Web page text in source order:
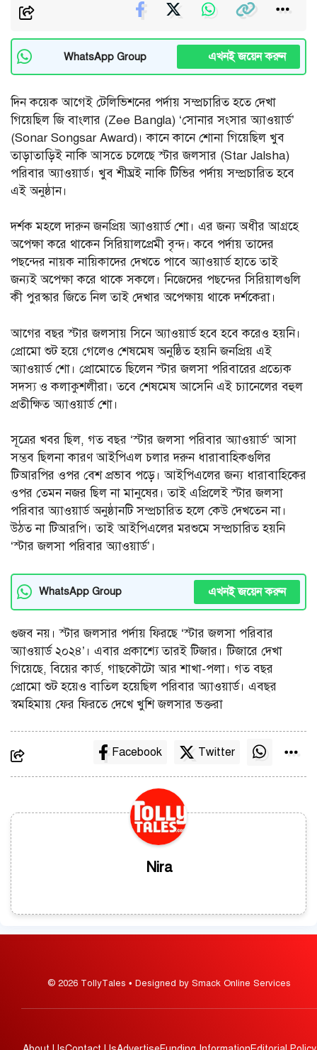
WhatsApp Group এখনই জয়েন করুন
দিন কয়েক আগেই টেলিভিশনের পর্দায় সম্প্রচারিত হতে দেখা
গিয়েছিল জি বাংলার (Zee Bangla) ‘সোনার সংসার অ্যাওয়ার্ড’
(Sonar Songsar Award)। কানে কানে শোনা গিয়েছিল খুব
তাড়াতাড়িই নাকি আসতে চলেছে স্টার জলসার (Star Jalsha)
পরিবার অ্যাওয়ার্ড। খুব শীঘ্রই নাকি টিভির পর্দায় সম্প্রচারিত হবে
এই অনুষ্ঠান।
দর্শক মহলে দারুন জনপ্রিয় অ্যাওয়ার্ড শো। এর জন্য অধীর আগ্রহে
অপেক্ষা করে থাকেন সিরিয়ালপ্রেমী বৃন্দ। কবে পর্দায় তাদের
পছন্দের নায়ক নায়িকাদের দেখতে পাবে অ্যাওয়ার্ড হাতে তাই
জন্যই অপেক্ষা করে থাকে সকলে। নিজেদের পছন্দের সিরিয়ালগুলি
কী পুরস্কার জিতে নিল তাই দেখার অপেক্ষায় থাকে দর্শকেরা।
আগের বছর স্টার জলসায় সিনে অ্যাওয়ার্ড হবে হবে করেও হয়নি।
প্রোমো শুট হয়ে গেলেও শেষমেষ অনুষ্ঠিত হয়নি জনপ্রিয় এই
অ্যাওয়ার্ড শো। প্রোমোতে ছিলেন স্টার জলসা পরিবারের প্রত্যেক
সদস্য ও কলাকুশলীরা। তবে শেষমেষ আসেনি এই চ্যানেলের বহুল
প্রতীক্ষিত অ্যাওয়ার্ড শো।
সূত্রের খবর ছিল, গত বছর ‘স্টার জলসা পরিবার অ্যাওয়ার্ড’ আসা
সম্ভব ছিলনা কারণ আইপিএল চলার দরুন ধারাবাহিকগুলির
টিআরপির ওপর বেশ প্রভাব পড়ে। আইপিএলের জন্য ধারাবাহিকের
ওপর তেমন নজর ছিল না মানুষের। তাই এপ্রিলেই স্টার জলসা
পরিবার অ্যাওয়ার্ড অনুষ্ঠানটি সম্প্রচারিত হলে কেউ দেখতেন না।
উঠত না টিআরপি। তাই আইপিএলের মরশুমে সম্প্রচারিত হয়নি
‘স্টার জলসা পরিবার অ্যাওয়ার্ড’।
WhatsApp Group এখনই জয়েন করুন
গুজব নয়। স্টার জলসার পর্দায় ফিরছে ‘স্টার জলসা পরিবার
অ্যাওয়ার্ড ২০২৪’। এবার প্রকাশ্যে তারই টিজার। টিজারে দেখা
গিয়েছে, বিয়ের কার্ড, গাছকৌটো আর শাখা-পলা। গত বছর
প্রোমো শুট হয়েও বাতিল হয়েছিল পরিবার অ্যাওয়ার্ড। এবছর
স্বমহিমায় ফের ফিরতে দেখে খুশি জলসার ভক্তরা
Facebook Twitter
Nira
© 2026 TollyTales • Designed by Smack Online Services